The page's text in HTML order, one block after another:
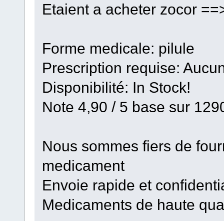
Etaient a acheter zocor
Forme medicale: pilule
Prescription requise:
Disponibilité: In Stock!
Note 4,90 / 5 base sur
Nous sommes fiers de
medicament
Envoie rapide et
Medicaments de haute